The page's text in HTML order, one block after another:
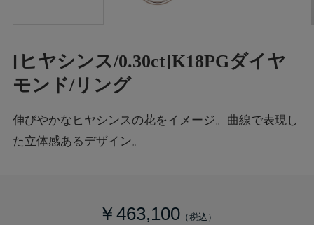
[ヒヤシンス/0.30ct]K18PGダイヤ
モンド/リング
伸びやかなヒヤシンスの花をイメージ。曲線で表現し
た立体感あるデザイン。
￥463,100